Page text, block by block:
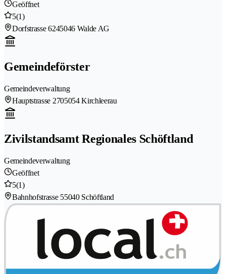
Geöffnet
5(1)
Dorfstrasse 6245046 Walde AG
Gemeindeförster
Gemeindeverwaltung
Hauptstrasse 2705054 Kirchleerau
Zivilstandsamt Regionales Schöftland
Gemeindeverwaltung
Geöffnet
5(1)
Bahnhofstrasse 55040 Schöftland